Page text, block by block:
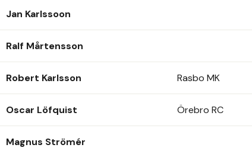
Jan Karlssoon
Ralf Mårtensson
Robert Karlsson Rasbo MK
Oscar Löfquist Örebro RC
Magnus Strömér